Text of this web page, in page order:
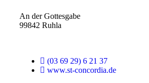
An der Gottesgabe
99842 Ruhla
(03 69 29) 6 21 37
www.st-concordia.de